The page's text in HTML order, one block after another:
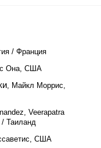
/ Франция
Она, США
, Майкл Моррис,
Veerapatra
/ Таиланд
США